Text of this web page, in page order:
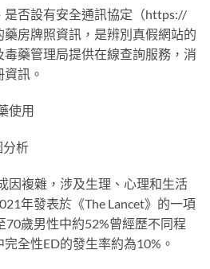
是否設有安全通訊協定（https://
房牌照資訊，是辨別真假網站的
藥管理局提供在線查詢服務，消
訊。
使用
分析
因複雜，涉及生理、心理和生活
年發表於《The Lancet》的一項
歲男性中約52%曾經歷不同程
全性ED的發生率約為10%。